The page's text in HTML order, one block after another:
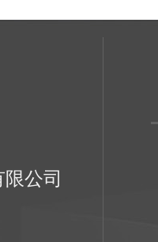
公司